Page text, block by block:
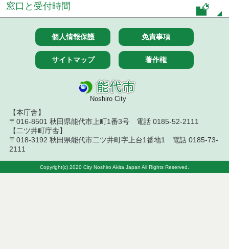
令和８年７月１7日執行 工事入札結果（条件付一般
競争入札）
令和８年７月１５日執行 委託・賃貸借等見積徴取
７月１４日公告開始 建設工事（条件付一般競争入
７月１４日公告開始 建設コンサルタント等（条件
付一般競争入札）（電子入札）
令和８年７月１４日執行 建設コンサルタント等入
札結果（条件付一般競争入札）
果
窓口と受付時間
個人情報保護 免責事項
サイトマップ 著作権
Noshiro City
【本庁舎】
〒016-8501 秋田県能代市上町1番3号 電話 0185-52-2111
【二ツ井町庁舎】
〒018-3192 秋田県能代市二ツ井町字上台1番地1 電話 0185-73-
2111
Copyright(c) 2020 City Noshiro Akita Japan All Rights Reserved.